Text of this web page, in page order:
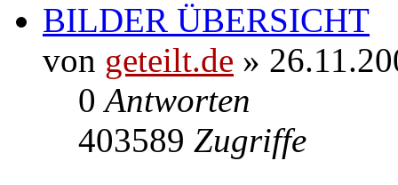
BILDER ÜBERSICHT
von geteilt.de »
0Antworten
403589 Zugriffe